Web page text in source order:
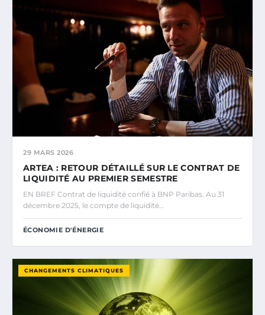
29 MARS 2026
ARTEA : RETOUR DÉTAILLÉ SUR LE CONTRAT DE
LIQUIDITÉ AU PREMIER SEMESTRE
EN BREF Contrat de liquidité confié à BNP Paribas. Au 31
décembre 2025, le compte de liquidité…
ÉCONOMIE D'ÉNERGIE
CHANGEMENTS CLIMATIQUES